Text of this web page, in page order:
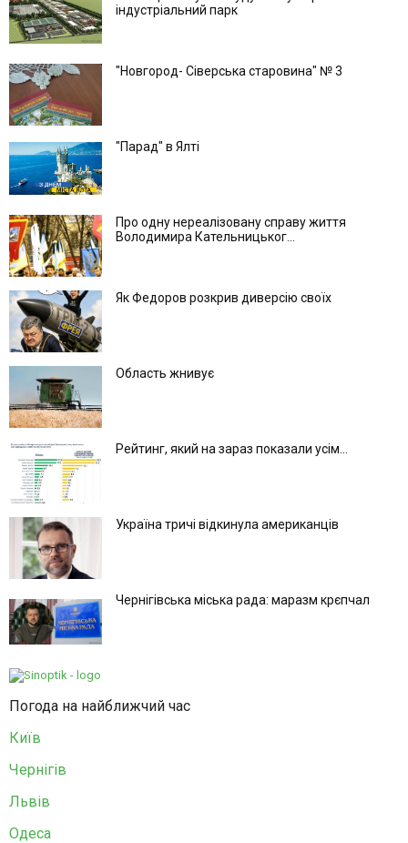
індустріальний парк
"Новгород- Сіверська старовина" № 3
"Парад" в Ялті
Про одну нереалізовану справу життя
Володимира Кательницьког...
Як Федоров розкрив диверсію своїх
Область жнивує
Рейтинг, який на зараз показали усім...
Україна тричі відкинула американців
Чернігівська міська рада: маразм крєпчал
Погода на найближчий час
Київ
Чернігів
Львів
Одеса